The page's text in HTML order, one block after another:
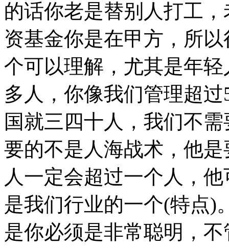
的话你老是替别人打工
资基金你是在甲方，所
个可以理解，尤其是年
多人，你像我们管理超
国就三四十人，我们不
要的不是人海战术，他
人一定会超过一个人，
是我们行业的一个(特点)
是你必须是非常聪明，